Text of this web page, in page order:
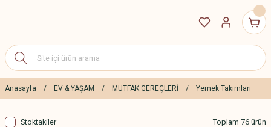
Anasayfa EV & YAŞAM MUTFAK GEREÇLERİ Yemek Takımları
Stoktakiler Toplam 76 ürün